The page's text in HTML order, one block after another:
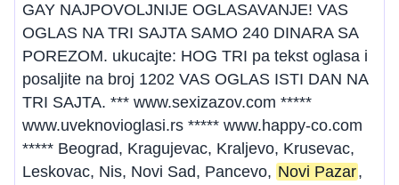
GAY NAJPOVOLJNIJE OGLASAVANJE! VAS
OGLAS NA TRI SAJTA SAMO 240 DINARA SA
POREZOM. ukucajte: HOG TRI pa tekst oglasa i
posaljite na broj 1202 VAS OGLAS ISTI DAN NA
TRI SAJTA. *** www.sexizazov.com *****
www.uveknovioglasi.rs ***** www.happy-co.com
***** Beograd, Kragujevac, Kraljevo, Krusevac,
Leskovac, Nis, Novi Sad, Pancevo, Novi Pazar,